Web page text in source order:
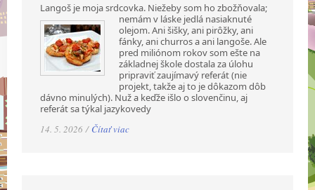
Langoš je moja srdcovka. Niežeby som ho zbožňovala;
nemám v láske jedlá nasiaknuté
olejom. Ani šišky, ani pirôžky, ani
fánky, ani churros a ani langoše. Ale
pred miliónom rokov som ešte na
základnej škole dostala za úlohu
pripraviť zaujímavý referát (nie
projekt, takže aj to je dôkazom dôb
dávno minulých). Nuž a keďže išlo o slovenčinu, aj
referát sa týkal jazykovedy
14. 5. 2026 / Čítať viac